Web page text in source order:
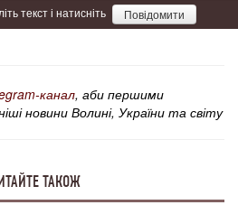
текст і натисніть Повідомити
канал, аби першими
новини Волині, України та світу
ТАКОЖ